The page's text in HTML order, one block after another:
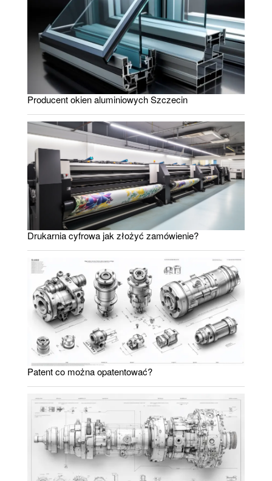
Producent okien aluminiowych Szczecin
Drukarnia cyfrowa jak złożyć zamówienie?
Patent co można opatentować?